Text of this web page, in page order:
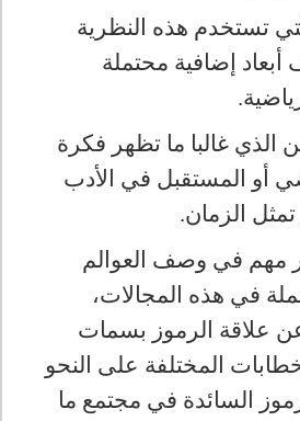
تستخدم هذه النظرية
إضافية محتملة
.
الذي غالبا ما تظهر فكرة
أو المستقبل في الأدب
الزمان.
مهم في وصف العوالم
في هذه المجالات،
علاقة الرموز بسمات
المختلفة على النحو
السائدة في مجتمع ما